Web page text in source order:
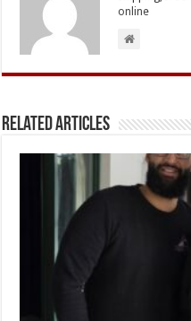
online
Related Articles